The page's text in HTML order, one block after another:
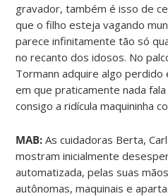
gravador, também é isso de
que o filho esteja vagando
parece infinitamente tão só
no recanto dos idosos. No
Tormann adquire algo perdido
em que praticamente nada
consigo a ridícula maquininha
MAB: As cuidadoras Berta,
mostram inicialmente
automatizada, pelas suas
autônomas, maquinais e